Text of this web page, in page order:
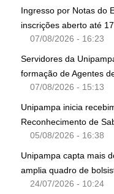
Ingresso por Notas do
inscrições aberto até
07/08/2026 - 16:23
Servidores da
formação de Agentes
07/08/2026 - 15:13
Unipampa inicia
Reconhecimento de
05/08/2026 - 16:38
Unipampa capta mais
amplia quadro de
24/07/2026 - 10:24